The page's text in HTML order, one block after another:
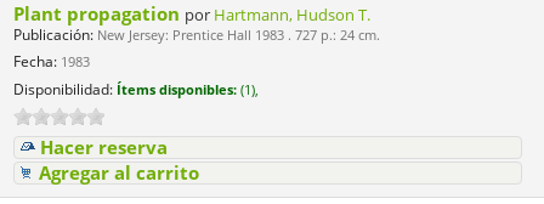
Plant propagation por Hartmann, Hudson T.
Publicación: New Jersey: Prentice Hall 1983 . 727 p.: 24 cm.
Fecha: 1983
Disponibilidad: Ítems disponibles: (1),
Hacer reserva
Agregar al carrito